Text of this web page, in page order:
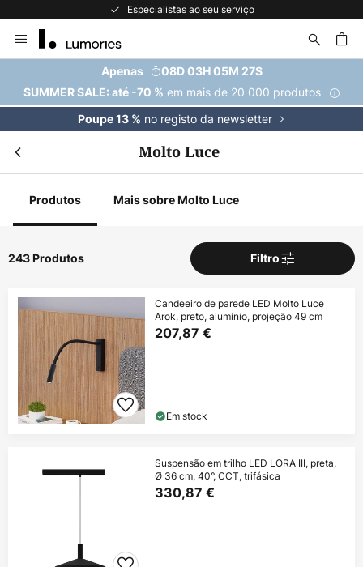
A maior seleção de marcas da Europa
para
Conteúdo
Apenas
08D 03H 05M 25S
SUMMER SALE: até -70 % em mais de 20 000 produtos
Poupe 13 % no registo da newsletter
Molto Luce
Produtos Mais sobre Molto Luce
243 Produtos Filtro
Candeeiro de parede LED Molto Luce
Arok, preto, alumínio, projeção 49 cm
207,87 €
Em stock
Suspensão em trilho LED LORA III, preta,
Ø 36 cm, 40°, CCT, trifásica
330,87 €